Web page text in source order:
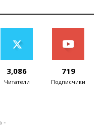
3,086
Читатели
719
Подписчики
-